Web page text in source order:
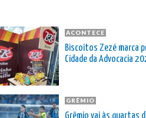
ACONTECE
Biscoitos Zezé marca
Cidade da Advocacia
GRÊMIO
Grêmio vai às quartas